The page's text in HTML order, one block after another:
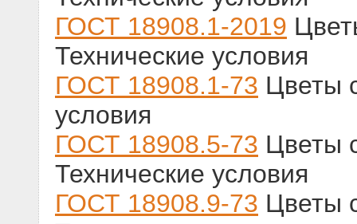
ГОСТ 18908.1-2019
Технические условия
ГОСТ 18908.1-73 Цветы
условия
ГОСТ 18908.5-73 Цветы
Технические условия
ГОСТ 18908.9-73 Цветы